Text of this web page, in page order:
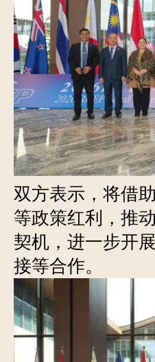
双方表示，将借
等政策红利，推
契机，进一步开
接等合作。